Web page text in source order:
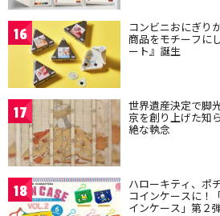
16 コンビニおにぎり
商品をモチーフに
ート』誕生
17 世界遺産決定で脚
京を創り上げた知
絶な執念
18 ハローキティ、ポ
コインケースに！
インケース」第２